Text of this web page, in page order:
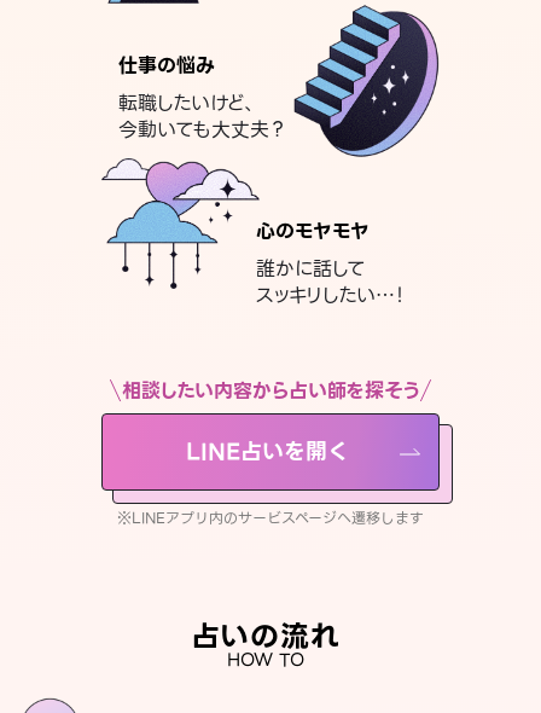
仕事の悩み
転職したいけど、
今動いても大丈夫？
心のモヤモヤ
誰かに話して
スッキリしたい…！
相談したい内容から占い師を探そう
LINE占いを開く
※LINEアプリ内のサービスページへ遷移します
占いの流れ
HOW TO